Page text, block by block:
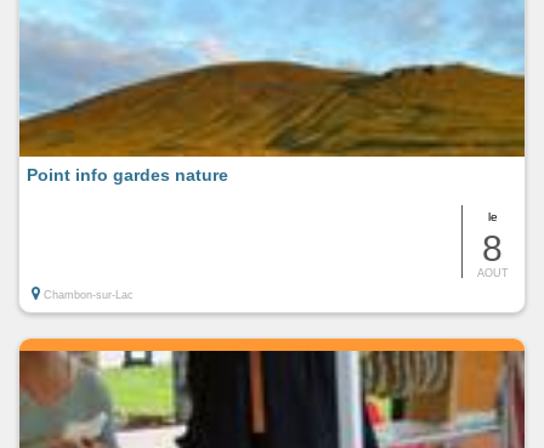
le
8
AOUT
Point info gardes nature
Chambon-sur-Lac